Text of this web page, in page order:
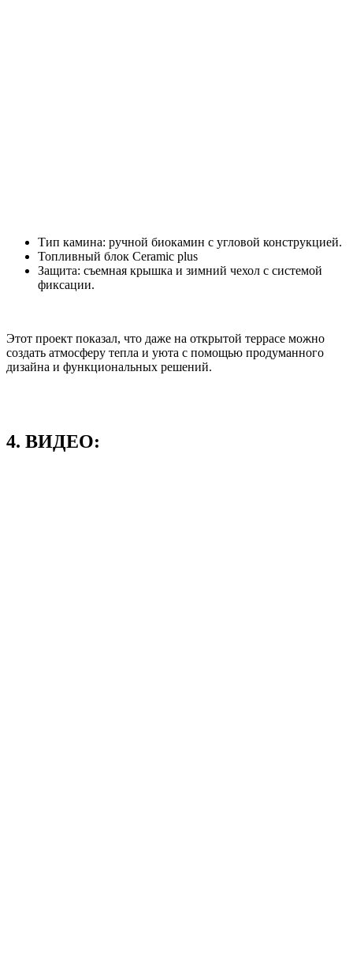
Тип камина: ручной биокамин с угловой конструкцией.
Топливный блок Ceramic plus
Защита: съемная крышка и зимний чехол с системой
фиксации.
Этот проект показал, что даже на открытой террасе можно
создать атмосферу тепла и уюта с помощью продуманного
дизайна и функциональных решений.
4. ВИДЕО: